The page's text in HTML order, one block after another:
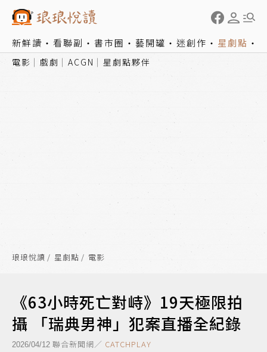
新鮮讀 看聯副 書市圈 藝開罐 迷創作 星劇點
電影 戲劇 ACGN 星劇點夥伴
琅琅悅讀 星劇點 電影
《63小時死亡對峙》19天極限拍
攝 「瑞典男神」犯案直播全紀錄
2026/04/12 聯合新聞網／ CATCHPLAY